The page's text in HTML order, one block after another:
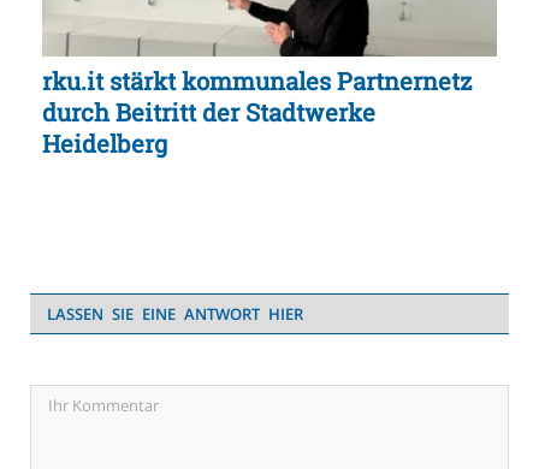
rku.it stärkt kommunales Partnernetz
durch Beitritt der Stadtwerke
Heidelberg
LASSEN SIE EINE ANTWORT HIER